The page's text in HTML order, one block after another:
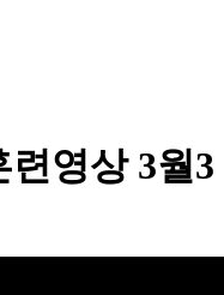
영상 3월3